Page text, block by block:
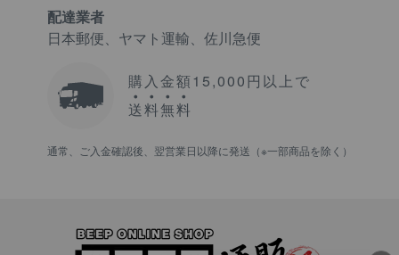
配達業者
日本郵便、ヤマト運輸、佐川急便
購入金額15,000円以上で
送料無料
通常、ご入金確認後、翌営業日以降に発送（※一部商品を除く）